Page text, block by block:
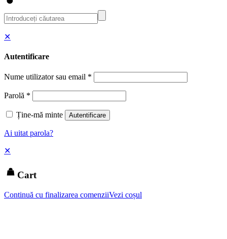
✕
Autentificare
Nume utilizator sau email *
Parolă *
Ține-mă minte Autentificare
Ai uitat parola?
✕
Cart
Continuă cu finalizarea comenziiVezi coșul